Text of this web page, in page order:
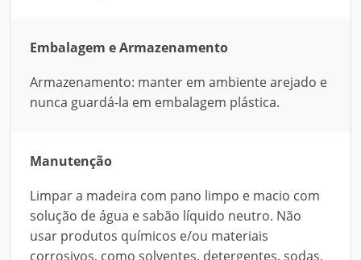
Embalagem e Armazenamento
Armazenamento: manter em ambiente arejado e
nunca guardá-la em embalagem plástica.
Manutenção
Limpar a madeira com pano limpo e macio com
solução de água e sabão líquido neutro. Não
usar produtos químicos e/ou materiais
corrosivos, como solventes, detergentes, sodas,